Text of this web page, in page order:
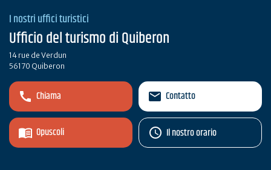
I nostri uffici turistici
Ufficio del turismo di Quiberon
14 rue de Verdun
56170 Quiberon
Chiama
Opuscoli
Contatto
Il nostro orario